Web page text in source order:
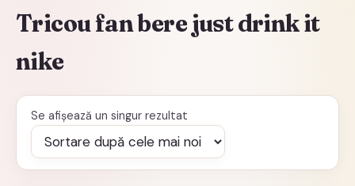
Tricou fan bere just drink it
nike
Se afișează un singur rezultat